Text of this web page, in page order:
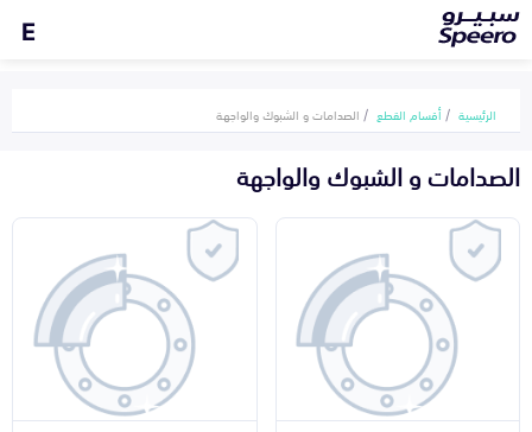
E
الرئيسية أقسام القطع الصدامات و الشبوك والواجهة
الصدامات و الشبوك والواجهة